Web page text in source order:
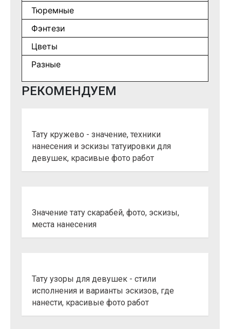
Тюремные
Фэнтези
Цветы
Разные
РЕКОМЕНДУЕМ
Тату кружево - значение, техники
нанесения и эскизы татуировки для
девушек, красивые фото работ
Значение тату скарабей, фото, эскизы,
места нанесения
Тату узоры для девушек - стили
исполнения и варианты эскизов, где
нанести, красивые фото работ